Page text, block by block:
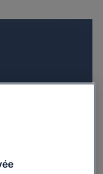
avec un